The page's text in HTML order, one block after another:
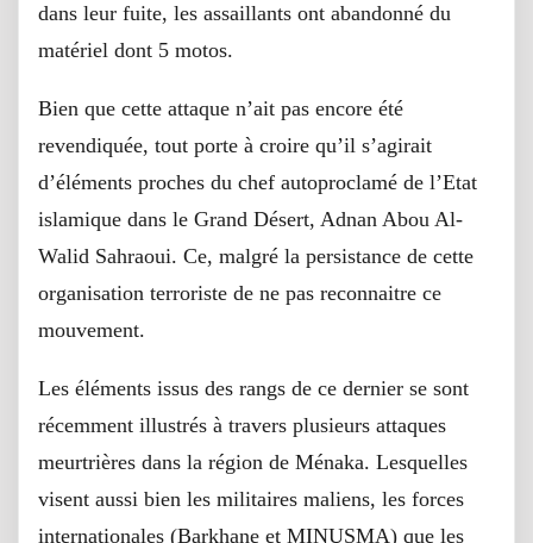
dans leur fuite, les assaillants ont abandonné du
matériel dont 5 motos.
Bien que cette attaque n’ait pas encore été
revendiquée, tout porte à croire qu’il s’agirait
d’éléments proches du chef autoproclamé de l’Etat
islamique dans le Grand Désert, Adnan Abou Al-
Walid Sahraoui. Ce, malgré la persistance de cette
organisation terroriste de ne pas reconnaitre ce
mouvement.
Les éléments issus des rangs de ce dernier se sont
récemment illustrés à travers plusieurs attaques
meurtrières dans la région de Ménaka. Lesquelles
visent aussi bien les militaires maliens, les forces
internationales (Barkhane et MINUSMA) que les